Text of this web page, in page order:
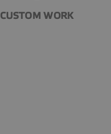
CUSTOM WORK